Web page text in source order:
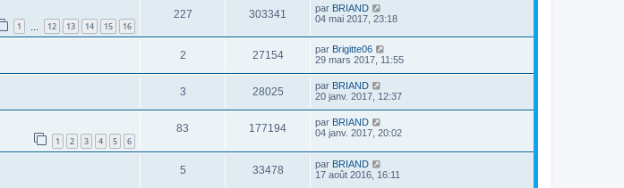
1 12 13 14 15 16
227 303341 par BRIAND
04 mai 2017, 23:18
2 27154 par Brigitte06
29 mars 2017, 11:55
3 28025 par BRIAND
20 janv. 2017, 12:37
1 2 3 4 5 6
83 177194 par BRIAND
04 janv. 2017, 20:02
5 33478 par BRIAND
17 août 2016, 16:11